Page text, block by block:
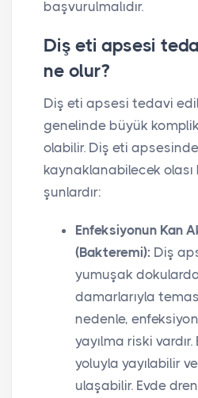
başvurulmalıdır.
Diş eti apsesi
ne olur?
Diş eti apsesi tedavi
genelinde büyük
olabilir. Diş eti
kaynaklanabilecek
şunlardır:
Enfeksiyonun Kan
(Bakteremi): Diş
yumuşak
damarlarıyla
nedenle,
yayılma riski
yoluyla yayılabilir
ulaşabilir. Evde